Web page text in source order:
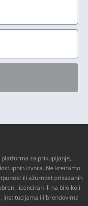
za prikupljanje,
izvora. Ne kreiramo
ili ažurnost prikazanih
licenciran ili na bilo koji
institucijama ili brendovima